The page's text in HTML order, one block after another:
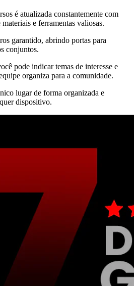
é atualizada constantemente com
e ferramentas valiosas.
garantido, abrindo portas para
conjuntos.
pode indicar temas de interesse e
organiza para a comunidade.
lugar de forma organizada e
dispositivo.